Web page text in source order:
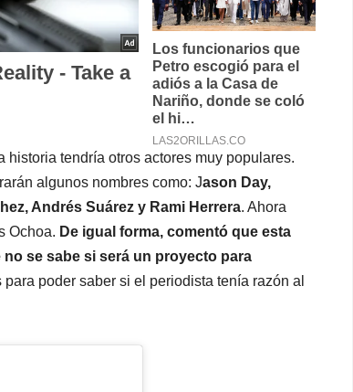
tendría otros actores muy populares.
algunos nombres como: Jason Day,
Andrés Suárez y Rami Herrera. Ahora
Ochoa. De igual forma, comentó que esta
se sabe si será un proyecto para
poder saber si el periodista tenía razón al